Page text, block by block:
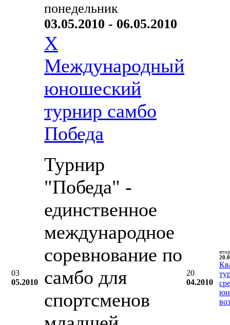
03
05.2010
понедельник
03.05.2010 - 06.05.2010
X
Международный
юношеский
турнир самбо
Победа
Турнир
"Победа" -
единственное
международное
соревнование по
самбо для
спортсменов
20
04.2010